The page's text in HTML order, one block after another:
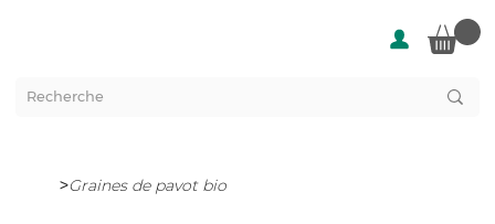
>Graines de pavot bio